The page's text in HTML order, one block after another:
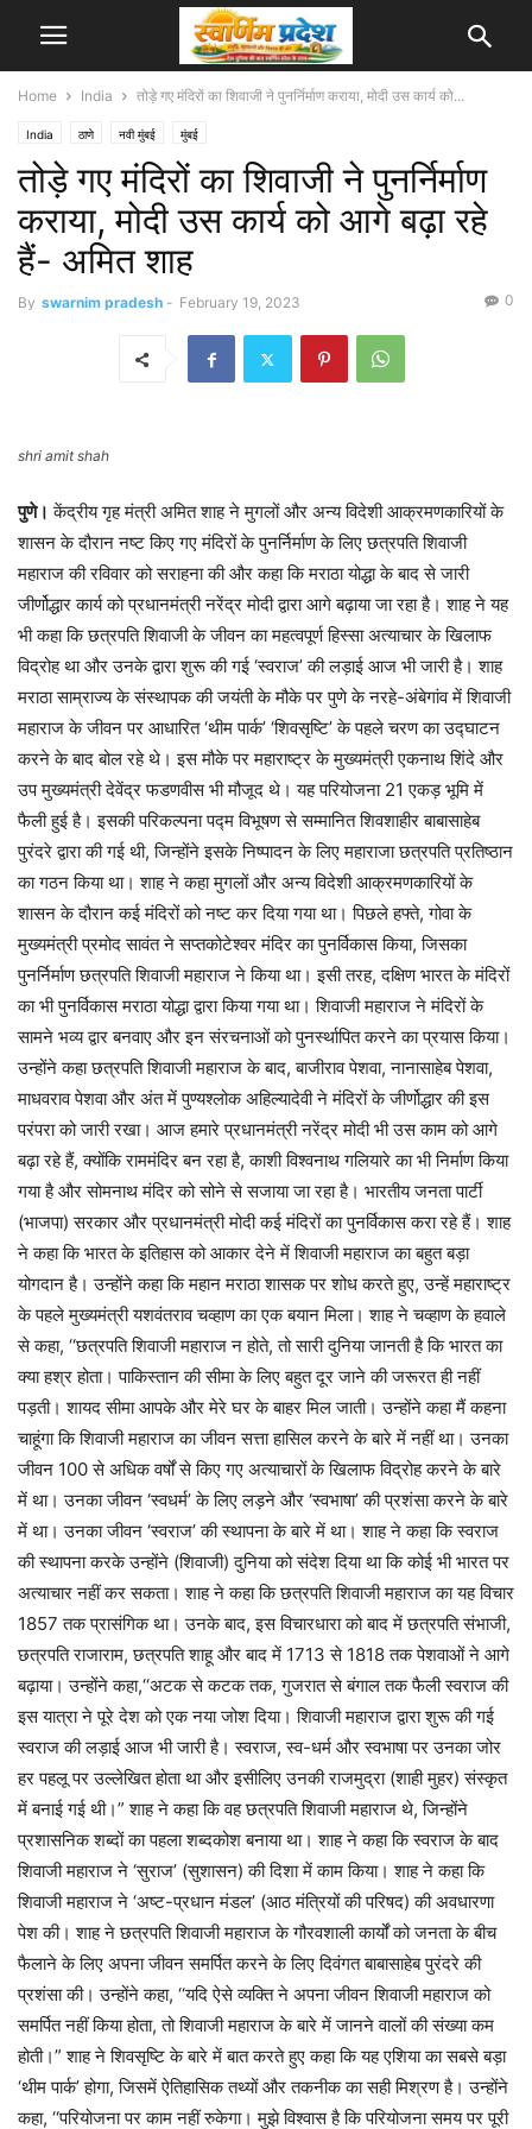
Home India तोड़े गए मंदिरों का शिवाजी ने पुनर्निर्माण कराया, मोदी उस कार्य को...
India ठाणे नवी मुंबई मुंबई
तोड़े गए मंदिरों का शिवाजी ने पुनर्निर्माण
कराया, मोदी उस कार्य को आगे बढ़ा रहे
हैं- अमित शाह
By swarnim pradesh - February 19, 2023 0
shri amit shah
पुणे। केंद्रीय गृह मंत्री अमित शाह ने मुगलों और अन्य विदेशी आक्रमणकारियों के
शासन के दौरान नष्ट किए गए मंदिरों के पुनर्निर्माण के लिए छत्रपति शिवाजी
महाराज की रविवार को सराहना की और कहा कि मराठा योद्धा के बाद से जारी
जीर्णोद्धार कार्य को प्रधानमंत्री नरेंद्र मोदी द्वारा आगे बढ़ाया जा रहा है। शाह ने यह
भी कहा कि छत्रपति शिवाजी के जीवन का महत्वपूर्ण हिस्सा अत्याचार के खिलाफ
विद्रोह था और उनके द्वारा शुरू की गई ‘स्वराज’ की लड़ाई आज भी जारी है। शाह
मराठा साम्राज्य के संस्थापक की जयंती के मौके पर पुणे के नरहे-अंबेगांव में शिवाजी
महाराज के जीवन पर आधारित ‘थीम पार्क’ ‘शिवसृष्टि’ के पहले चरण का उद्घाटन
करने के बाद बोल रहे थे। इस मौके पर महाराष्ट्र के मुख्यमंत्री एकनाथ शिंदे और
उप मुख्यमंत्री देवेंद्र फडणवीस भी मौजूद थे। यह परियोजना 21 एकड़ भूमि में
फैली हुई है। इसकी परिकल्पना पद्म विभूषण से सम्मानित शिवशाहीर बाबासाहेब
पुरंदरे द्वारा की गई थी, जिन्होंने इसके निष्पादन के लिए महाराजा छत्रपति प्रतिष्ठान
का गठन किया था। शाह ने कहा मुगलों और अन्य विदेशी आक्रमणकारियों के
शासन के दौरान कई मंदिरों को नष्ट कर दिया गया था। पिछले हफ्ते, गोवा के
मुख्यमंत्री प्रमोद सावंत ने सप्तकोटेश्वर मंदिर का पुनर्विकास किया, जिसका
पुनर्निर्माण छत्रपति शिवाजी महाराज ने किया था। इसी तरह, दक्षिण भारत के मंदिरों
का भी पुनर्विकास मराठा योद्धा द्वारा किया गया था। शिवाजी महाराज ने मंदिरों के
सामने भव्य द्वार बनवाए और इन संरचनाओं को पुनर्स्थापित करने का प्रयास किया।
उन्होंने कहा छत्रपति शिवाजी महाराज के बाद, बाजीराव पेशवा, नानासाहेब पेशवा,
माधवराव पेशवा और अंत में पुण्यश्लोक अहिल्यादेवी ने मंदिरों के जीर्णोद्धार की इस
परंपरा को जारी रखा। आज हमारे प्रधानमंत्री नरेंद्र मोदी भी उस काम को आगे
बढ़ा रहे हैं, क्योंकि राममंदिर बन रहा है, काशी विश्वनाथ गलियारे का भी निर्माण किया
गया है और सोमनाथ मंदिर को सोने से सजाया जा रहा है। भारतीय जनता पार्टी
(भाजपा) सरकार और प्रधानमंत्री मोदी कई मंदिरों का पुनर्विकास करा रहे हैं। शाह
ने कहा कि भारत के इतिहास को आकार देने में शिवाजी महाराज का बहुत बड़ा
योगदान है। उन्होंने कहा कि महान मराठा शासक पर शोध करते हुए, उन्हें महाराष्ट्र
के पहले मुख्यमंत्री यशवंतराव चव्हाण का एक बयान मिला। शाह ने चव्हाण के हवाले
से कहा, ‘‘छत्रपति शिवाजी महाराज न होते, तो सारी दुनिया जानती है कि भारत का
क्या हश्र होता। पाकिस्तान की सीमा के लिए बहुत दूर जाने की जरूरत ही नहीं
पड़ती। शायद सीमा आपके और मेरे घर के बाहर मिल जाती। उन्होंने कहा मैं कहना
चाहूंगा कि शिवाजी महाराज का जीवन सत्ता हासिल करने के बारे में नहीं था। उनका
जीवन 100 से अधिक वर्षों से किए गए अत्याचारों के खिलाफ विद्रोह करने के बारे
में था। उनका जीवन ‘स्वधर्म’ के लिए लड़ने और ‘स्वभाषा’ की प्रशंसा करने के बारे
में था। उनका जीवन ‘स्वराज’ की स्थापना के बारे में था। शाह ने कहा कि स्वराज
की स्थापना करके उन्होंने (शिवाजी) दुनिया को संदेश दिया था कि कोई भी भारत पर
अत्याचार नहीं कर सकता। शाह ने कहा कि छत्रपति शिवाजी महाराज का यह विचार
1857 तक प्रासंगिक था। उनके बाद, इस विचारधारा को बाद में छत्रपति संभाजी,
छत्रपति राजाराम, छत्रपति शाहू और बाद में 1713 से 1818 तक पेशवाओं ने आगे
बढ़ाया। उन्होंने कहा,‘‘अटक से कटक तक, गुजरात से बंगाल तक फैली स्वराज की
इस यात्रा ने पूरे देश को एक नया जोश दिया। शिवाजी महाराज द्वारा शुरू की गई
स्वराज की लड़ाई आज भी जारी है। स्वराज, स्व-धर्म और स्वभाषा पर उनका जोर
हर पहलू पर उल्लेखित होता था और इसीलिए उनकी राजमुद्रा (शाही मुहर) संस्कृत
में बनाई गई थी।” शाह ने कहा कि वह छत्रपति शिवाजी महाराज थे, जिन्होंने
प्रशासनिक शब्दों का पहला शब्दकोश बनाया था। शाह ने कहा कि स्वराज के बाद
शिवाजी महाराज ने ‘सुराज’ (सुशासन) की दिशा में काम किया। शाह ने कहा कि
शिवाजी महाराज ने ‘अष्ट-प्रधान मंडल’ (आठ मंत्रियों की परिषद) की अवधारणा
पेश की। शाह ने छत्रपति शिवाजी महाराज के गौरवशाली कार्यों को जनता के बीच
फैलाने के लिए अपना जीवन समर्पित करने के लिए दिवंगत बाबासाहेब पुरंदरे की
प्रशंसा की। उन्होंने कहा, ‘‘यदि ऐसे व्यक्ति ने अपना जीवन शिवाजी महाराज को
समर्पित नहीं किया होता, तो शिवाजी महाराज के बारे में जानने वालों की संख्या कम
होती।” शाह ने शिवसृष्टि के बारे में बात करते हुए कहा कि यह एशिया का सबसे बड़ा
‘थीम पार्क’ होगा, जिसमें ऐतिहासिक तथ्यों और तकनीक का सही मिश्रण है। उन्होंने
कहा, ‘‘परियोजना पर काम नहीं रुकेगा। मुझे विश्वास है कि परियोजना समय पर पूरी